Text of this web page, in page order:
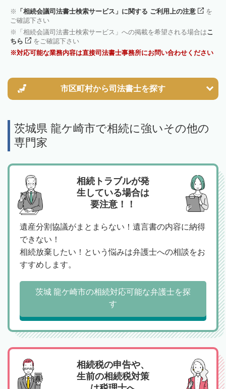
「相続会議司法書士検索サービス」に関する ご利用上の注意
を
ご確認下さい
「相続会議司法書士検索サービス」への掲載を希望される場合はこ
ちら
をご確認下さい
対応可能な業務内容は直接司法書士事務所にお問い合わせください
市区町村から司法書士を探す
茨城県 龍ケ崎市で相続に強いその他の
専門家
相続トラブルが発
生している場合は
要注意！！
遺産分割協議がまとまらない！遺言書の内容に納得
できない！
相続放棄したい！という悩みは弁護士への相談をお
すすめします。
茨城 龍ケ崎市の相続対応可能な弁護士を探
す
相続税の申告や、
生前の相続税対策